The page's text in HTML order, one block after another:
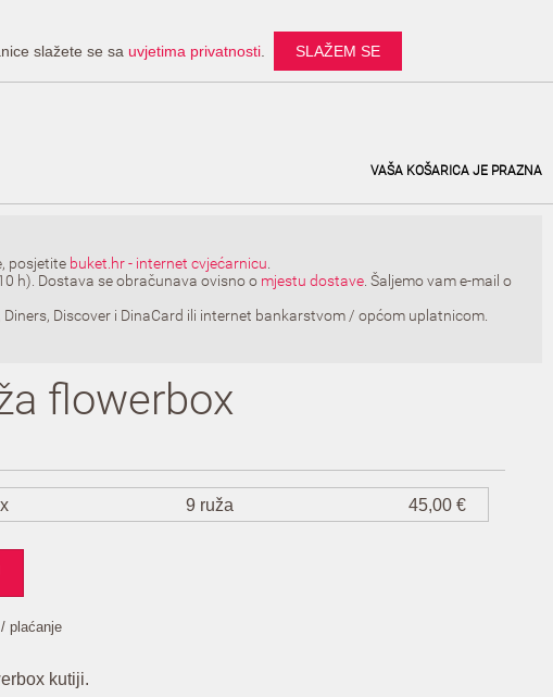
slažete se sa uvjetima privatnosti SLAŽEM SE
VAŠA KOŠARICA JE PRAZNA
posjetite buket.hr - internet cvjećarnicu
h). Dostava se obračunava ovisno o mjestu dostave. Šaljemo vam e-mail o
Discover i DinaCard ili internet bankarstvom / općom uplatnicom.
flowerbox
9 ruža 45,00 €
plaćanje
kutiji.